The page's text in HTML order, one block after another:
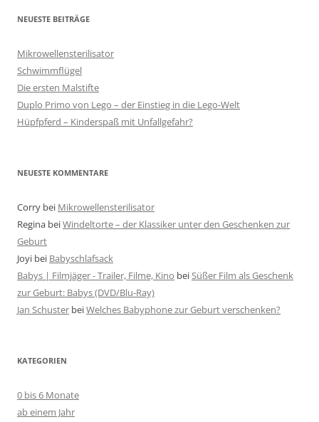
NEUESTE BEITRÄGE
Mikrowellensterilisator
Schwimmflügel
Die ersten Malstifte
Duplo Primo von Lego – der Einstieg in die Lego-Welt
Hüpfpferd – Kinderspaß mit Unfallgefahr?
NEUESTE KOMMENTARE
Corry bei Mikrowellensterilisator
Regina beiWindeltorte – der Klassiker unter den Geschenken zur
Geburt
Joyi bei Babyschlafsack
Babys | Filmjäger - Trailer, Filme, Kino beiSüßer Film als Geschenk
zur Geburt: Babys (DVD/Blu-Ray)
Jan Schuster beiWelches Babyphone zur Geburt verschenken?
KATEGORIEN
0 bis 6 Monate
ab einem Jahr